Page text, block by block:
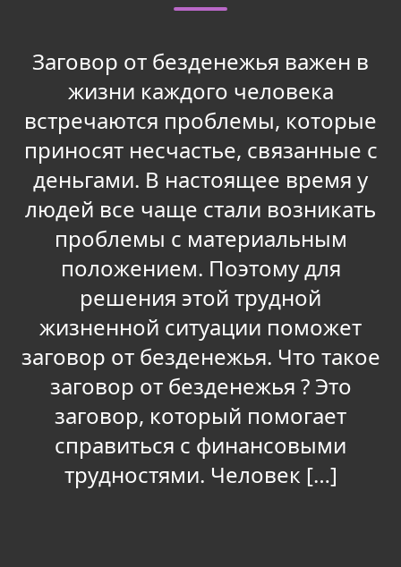
Заговор от безденежья важен в
жизни каждого человека
встречаются проблемы, которые
приносят несчастье, связанные с
деньгами. В настоящее время у
людей все чаще стали возникать
проблемы с материальным
положением. Поэтому для
решения этой трудной
жизненной ситуации поможет
заговор от безденежья. Что такое
заговор от безденежья ? Это
заговор, который помогает
справиться с финансовыми
трудностями. Человек […]